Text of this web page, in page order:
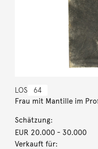
LOS 64
Frau mit Mantille im
Schätzung:
EUR 20.000- 30.000
Verkauft für: